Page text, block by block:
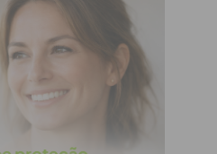
newsletter do